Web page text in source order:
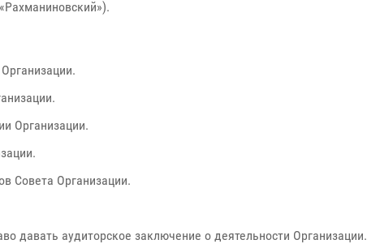
Организации.
Совета Организации.
давать аудиторское заключение о деятельности Организации.